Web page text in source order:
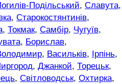
Подільський, Славута,
, Старокостянтинів,
, Токмак, Самбір, Чугуїв,
, Борислав,
, Васильків, Ірпінь,
, Джанкой, Торецьк,
, Світловодськ, Охтирка,